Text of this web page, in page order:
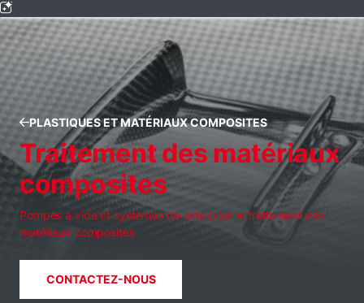
PLASTIQUES ET MATÉRIAUX COMPOSITES
Traitement des matériaux
composites
Pompes à vide et systèmes de vide pour le traitement des
matériaux composites
CONTACTEZ-NOUS